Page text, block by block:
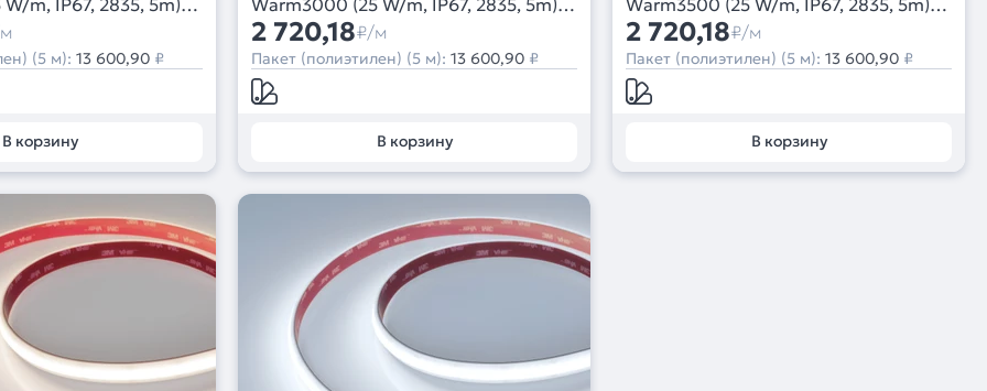
m, IP67, 2835, 5m)
(5 м): 13 600,90 ₽
В корзину
Warm3000 (25 W/m, IP67, 2835, 5m)
(Arlight, 5 лет)
2 720,18₽/м
Пакет (полиэтилен) (5 м): 13 600,90 ₽
В корзину
Warm3500 (25 W/m, IP67, 2835, 5m)
(Arlight, 5 лет)
2 720,18₽/м
Пакет (полиэтилен) (5 м): 13 600,90 ₽
В корзину